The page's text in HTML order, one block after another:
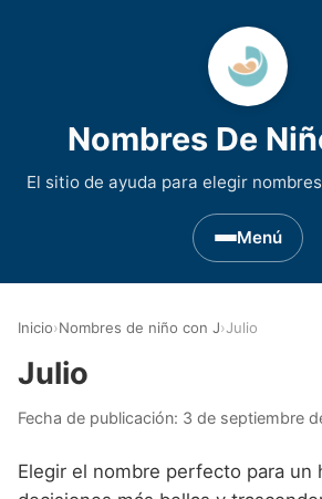
Nombres De
El sitio de ayuda para elegir
Menú
Nombres de niño que
Nombres de Niño
Nombres de Niño
Inicio›Nombres de niño con J›Julio
Julio
Fecha de publicación: 3 de septiembre
Elegir el nombre perfecto para un